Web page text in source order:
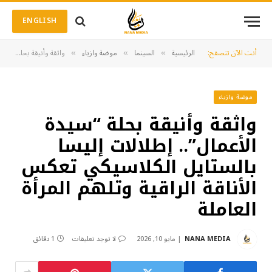
ENGLISH
أنت الآن تتصفح: الرئيسية » السينما » موضة وازياء » واثقة وأنيقة بحلة “سيدة الأعمال”.. إطلالات إليسا بالستايل الكلاسيكي تعكس الأناقة الراقية وتلهم المرأة العاملة
موضة وازياء
واثقة وأنيقة بحلة “سيدة
الأعمال”.. إطلالات إليسا
بالستايل الكلاسيكي تعكس
الأناقة الراقية وتلهم المرأة
العاملة
NANA MEDIA مايو 10, 2026 لا توجد تعليقات 1 دقائق